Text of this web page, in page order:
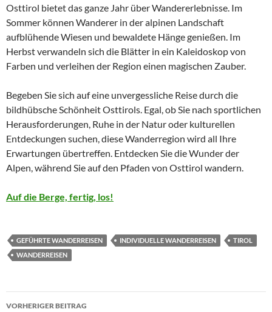
Osttirol bietet das ganze Jahr über Wandererlebnisse. Im
Sommer können Wanderer in der alpinen Landschaft
aufblühende Wiesen und bewaldete Hänge genießen. Im
Herbst verwandeln sich die Blätter in ein Kaleidoskop von
Farben und verleihen der Region einen magischen Zauber.
Begeben Sie sich auf eine unvergessliche Reise durch die
bildhübsche Schönheit Osttirols. Egal, ob Sie nach sportlichen
Herausforderungen, Ruhe in der Natur oder kulturellen
Entdeckungen suchen, diese Wanderregion wird all Ihre
Erwartungen übertreffen. Entdecken Sie die Wunder der
Alpen, während Sie auf den Pfaden von Osttirol wandern.
Auf die Berge, fertig, los!
GEFÜHRTE WANDERREISEN INDIVIDUELLE WANDERREISEN
TIROL
WANDERREISEN
Beitragsnavigation
VORHERIGER BEITRAG